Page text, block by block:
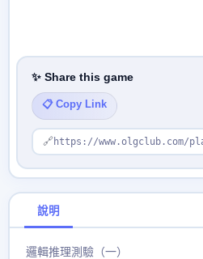
✨ Share this game
📋 Copy Link
🔗 https://www.olgclub.com/
說明
邏輯推理測驗（一）